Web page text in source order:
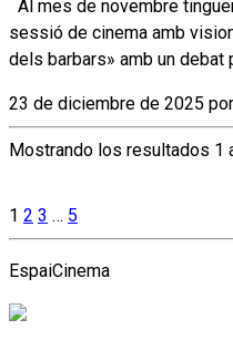
Al mes de novembre
sessió de cinema amb
dels barbars» amb un debat
23 de diciembre de 2025 por
Mostrando los resultados 1
1 2 3 … 5
EspaiCinema